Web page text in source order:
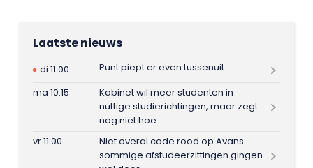
Laatste nieuws
di 11:00
Punt piept er even tussenuit
ma 10:15
Kabinet wil meer studenten in
nuttige studierichtingen, maar zegt
nog niet hoe
vr 11:00
Niet overal code rood op Avans:
sommige afstudeerzittingen gingen